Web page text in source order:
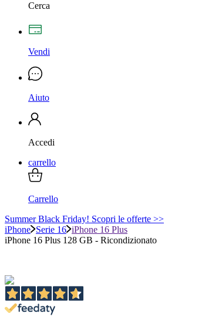
Cerca
Vendi
Aiuto
Accedi
carrello
Carrello
Summer Black Friday! Scopri le offerte >>
iPhone Serie 16 iPhone 16 Plus
iPhone 16 Plus 128 GB - Ricondizionato